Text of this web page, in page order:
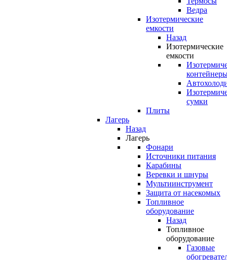
Ведра
Изотермические
емкости
Назад
Изотермические
емкости
сумки
Плиты
Лагерь
Назад
Лагерь
Фонари
Источники питания
Карабины
Веревки и шнуры
Мультиинструмент
Защита от насекомых
Топливное
оборудование
Назад
Топливное
оборудование
Газовые